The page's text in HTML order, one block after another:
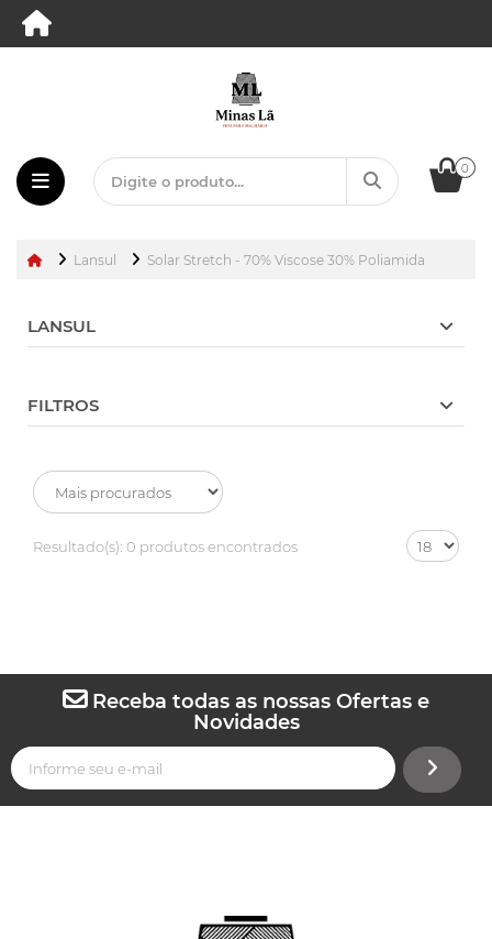
0
Lansul Solar Stretch - 70% Viscose 30% Poliamida
LANSUL
FILTROS
Resultado(s): 0 produtos encontrados
Receba todas as nossas Ofertas e
Novidades